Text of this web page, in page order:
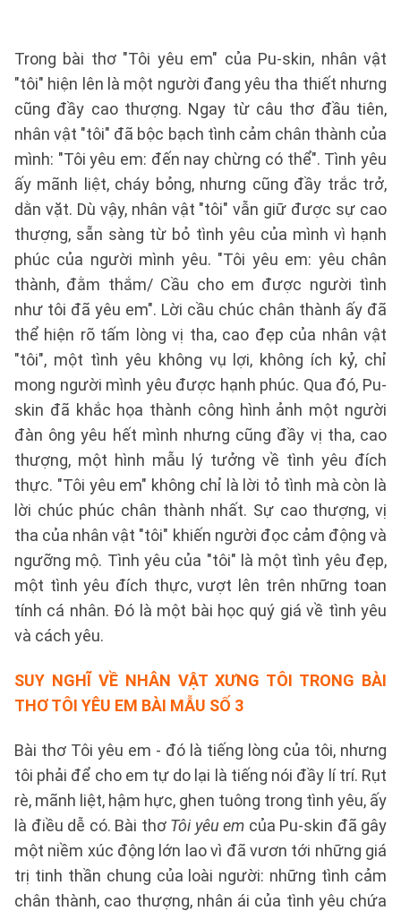
Trong bài thơ "Tôi yêu em" của Pu-skin, nhân vật
"tôi" hiện lên là một người đang yêu tha thiết nhưng
cũng đầy cao thượng. Ngay từ câu thơ đầu tiên,
nhân vật "tôi" đã bộc bạch tình cảm chân thành của
mình: "Tôi yêu em: đến nay chừng có thể". Tình yêu
ấy mãnh liệt, cháy bỏng, nhưng cũng đầy trắc trở,
dằn vặt. Dù vậy, nhân vật "tôi" vẫn giữ được sự cao
thượng, sẵn sàng từ bỏ tình yêu của mình vì hạnh
phúc của người mình yêu. "Tôi yêu em: yêu chân
thành, đằm thắm/ Cầu cho em được người tình
như tôi đã yêu em". Lời cầu chúc chân thành ấy đã
thể hiện rõ tấm lòng vị tha, cao đẹp của nhân vật
"tôi", một tình yêu không vụ lợi, không ích kỷ, chỉ
mong người mình yêu được hạnh phúc. Qua đó, Pu-
skin đã khắc họa thành công hình ảnh một người
đàn ông yêu hết mình nhưng cũng đầy vị tha, cao
thượng, một hình mẫu lý tưởng về tình yêu đích
thực. "Tôi yêu em" không chỉ là lời tỏ tình mà còn là
lời chúc phúc chân thành nhất. Sự cao thượng, vị
tha của nhân vật "tôi" khiến người đọc cảm động và
ngưỡng mộ. Tình yêu của "tôi" là một tình yêu đẹp,
một tình yêu đích thực, vượt lên trên những toan
tính cá nhân. Đó là một bài học quý giá về tình yêu
và cách yêu.
SUY NGHĨ VỀ NHÂN VẬT XƯNG TÔI TRONG BÀI
THƠ TÔI YÊU EM BÀI MẪU SỐ 3
Bài thơ Tôi yêu em - đó là tiếng lòng của tôi, nhưng
tôi phải để cho em tự do lại là tiếng nói đầy lí trí. Rụt
rè, mãnh liệt, hậm hực, ghen tuông trong tình yêu, ấy
là điều dễ có. Bài thơ Tôi yêu em của Pu-skin đã gây
một niềm xúc động lớn lao vì đã vươn tới những giá
trị tinh thần chung của loài người: những tình cảm
chân thành, cao thượng, nhân ái của tình yêu chứa